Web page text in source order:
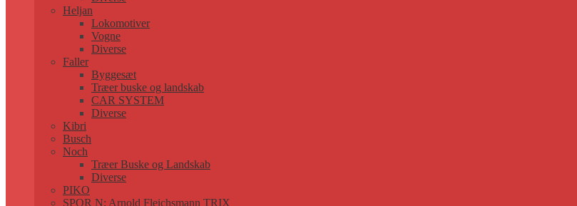
Heljan
Lokomotiver
Vogne
Diverse
Faller
Byggesæt
Træer buske og landskab
CAR SYSTEM
Diverse
Kibri
Busch
Noch
Træer Buske og Landskab
Diverse
PIKO
SPOR N: Arnold Fleichsmann TRIX